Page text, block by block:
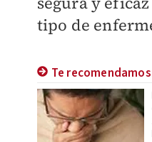
tipo de
Te